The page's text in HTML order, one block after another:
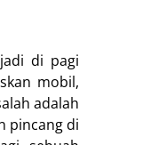
di pagi
mobil,
adalah
pincang di